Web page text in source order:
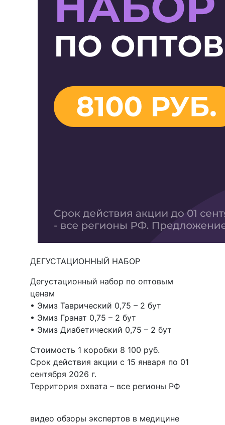
ДЕГУСТАЦИОННЫЙ НАБОР
Дегустационный набор по оптовым
ценам
• Эмиз Таврический 0,75 – 2 бут
• Эмиз Гранат 0,75 – 2 бут
• Эмиз Диабетический 0,75 – 2 бут
Стоимость 1 коробки 8 100 руб.
Срок действия акции с 15 января по 01
сентября 2026 г.
Территория охвата – все регионы РФ
видео обзоры экспертов в медицине